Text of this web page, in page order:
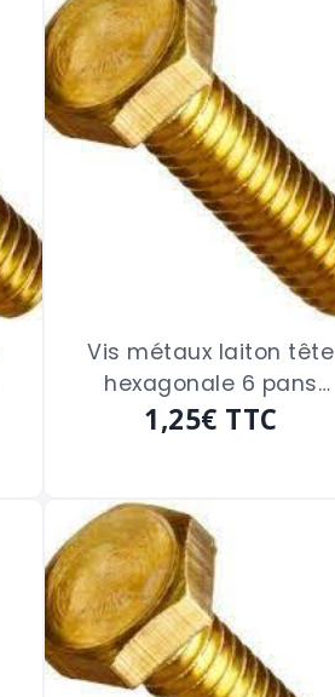
Vis métaux laiton tête
hexagonale 6 pans
filetage total de 4 x 30
1,25€ TTC